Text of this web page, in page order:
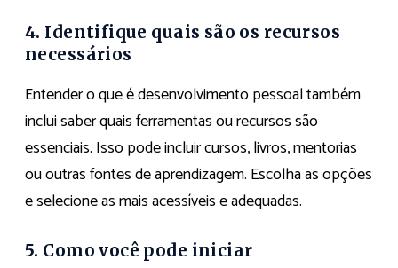
4. Identifique quais são os recursos
necessários
Entender o que é desenvolvimento pessoal também
inclui saber quais ferramentas ou recursos são
essenciais. Isso pode incluir cursos, livros, mentorias
ou outras fontes de aprendizagem. Escolha as opções
e selecione as mais acessíveis e adequadas.
5. Como você pode iniciar